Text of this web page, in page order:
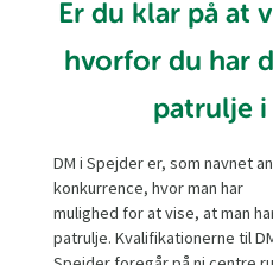
Er du klar på at
hvorfor du har
patrulje i
DM i Spejder er, som navnet
konkurrence, hvor man har
mulighed for at vise, at man
patrulje. Kvalifikationerne til